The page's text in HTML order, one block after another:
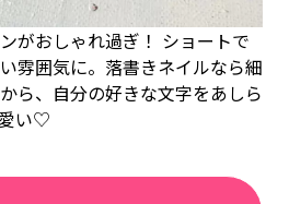
がおしゃれ過ぎ！ ショートで
雰囲気に。落書きネイルなら細
ら、自分の好きな文字をあしら
い♡